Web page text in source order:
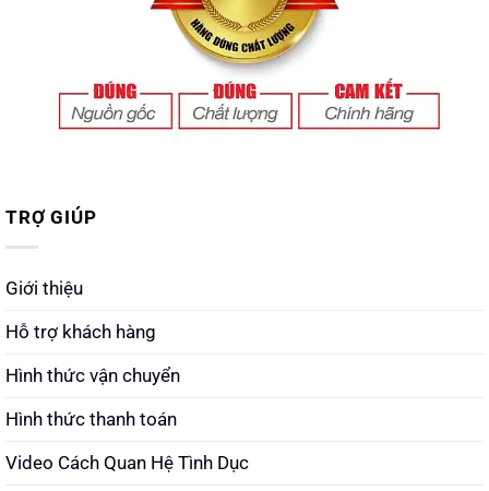
TRỢ GIÚP
Giới thiệu
Hỗ trợ khách hàng
Hình thức vận chuyển
Hình thức thanh toán
Video Cách Quan Hệ Tình Dục